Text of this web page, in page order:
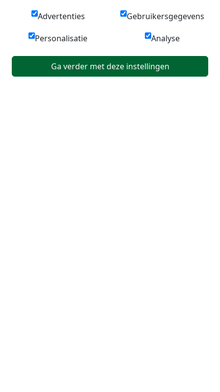
Advertenties Gebruikersgegevens
Personalisatie Analyse
Ga verder met deze instellingen